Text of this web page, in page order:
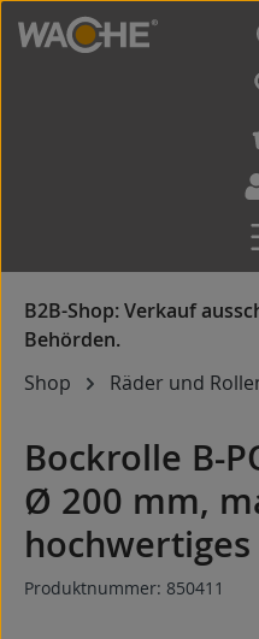
Zum Hauptinhalt springen
Shop Räder und
Bockrolle B-
Ø 200 mm,
Produktnummer: 850411